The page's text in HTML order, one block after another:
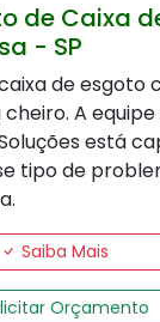
de Caixa
- SP
de esgoto
A equipe
está
tipo de
Saiba Mais
Orçamento